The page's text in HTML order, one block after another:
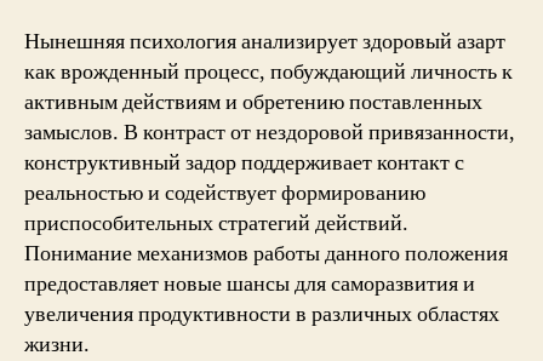
Нынешняя психология анализирует здоровый азарт
как врожденный процесс, побуждающий личность к
активным действиям и обретению поставленных
замыслов. В контраст от нездоровой привязанности,
конструктивный задор поддерживает контакт с
реальностью и содействует формированию
приспособительных стратегий действий.
Понимание механизмов работы данного положения
предоставляет новые шансы для саморазвития и
увеличения продуктивности в различных областях
жизни.